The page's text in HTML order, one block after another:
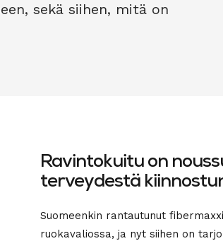
sekä siihen, mitä on
Ravintokuitu on
terveydestä
Suomeenkin rantautunut
ruokavaliossa, ja nyt siihen on